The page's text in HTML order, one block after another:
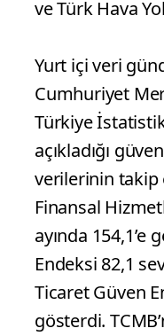
ve Türk Hava
Yurt içi veri
Cumhuriyet
Türkiye
açıkladığı
verilerinin takip
Finansal
ayında
Endeksi 82,1
Ticaret Güven
gösterdi.